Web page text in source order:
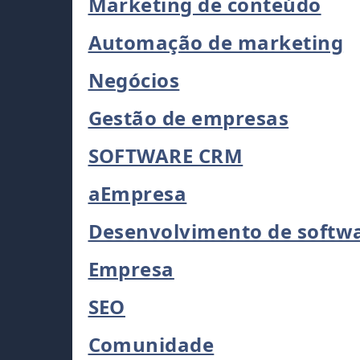
Automação de marketing
Negócios
Gestão de empresas
SOFTWARE CRM
aEmpresa
Desenvolvimento de
Empresa
SEO
Comunidade